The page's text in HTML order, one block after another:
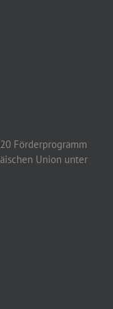
Förderprogramm
Union unter